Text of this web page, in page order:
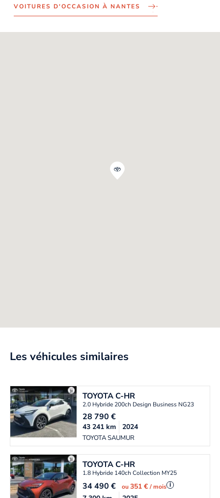
VOITURES D'OCCASION À NANTES
Les véhicules similaires
TOYOTAC-HR
2.0 Hybride 200ch Design Business NG23
28 790€
TOYOTA SAUMUR
43 241km 2024
TOYOTAC-HR
1.8 Hybride 140ch Collection MY25
34 490€ ou351 €/ mois i